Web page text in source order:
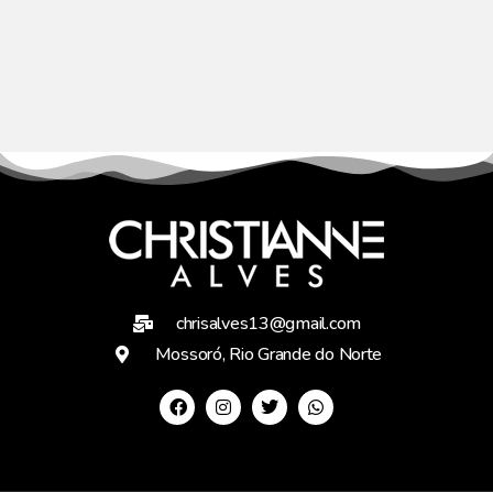
chrisalves13@gmail.com
Mossoró, Rio Grande do Norte